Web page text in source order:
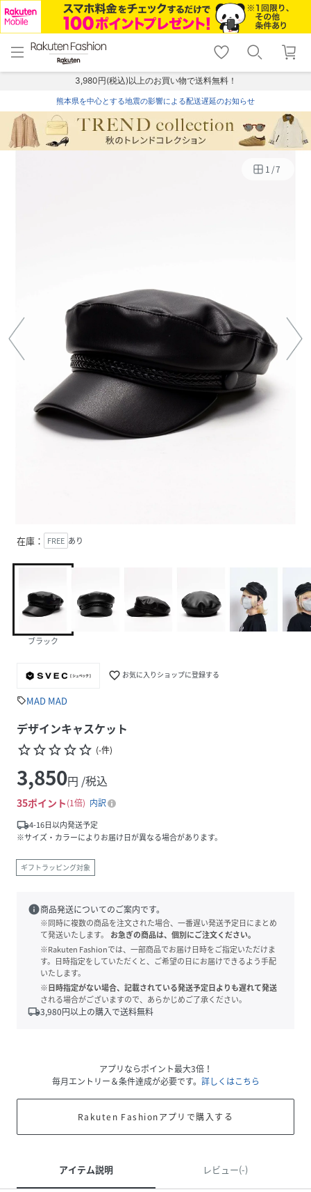
menu home
トップ
shopping_cart lock_outline
ログイン
3,980円(税込)以上のお買い物で送料無料！
熊本県を中心とする地震の影響による配送遅延のお知らせ
1 /7
在庫： FREE あり
ブラック
favorite_border お気に入りショップに登録する
sellMAD MAD
デザインキャスケット
star_borderstar_borderstar_borderstar_borderstar_border (-件)
3,850円 /税込
35ポイント 1倍
内訳
local_shipping4-16日以内発送予定
※サイズ・カラーによりお届け日が異なる場合があります。
ギフトラッピング対象
info商品発送についてのご案内です。
※同時に複数の商品を注文された場合、一番遅い発送予定日にまとめ
て発送いたします。
お急ぎの商品は、個別にご注文ください。
※Rakuten Fashionでは、一部商品でお届け日時をご指定いただけま
す。日時指定をしていただくと、ご希望の日にお届けできるよう手配
いたします。
※日時指定がない場合、記載されている発送予定日よりも遅れて発送
される場合がございますので、あらかじめご了承ください。
local_shipping3,980円以上の購入で送料無料
アプリならポイント最大3倍！
毎月エントリー＆条件達成が必要です。 詳しくはこちら
Rakuten Fashionアプリで購入する
アイテム説明 レビュー(-)